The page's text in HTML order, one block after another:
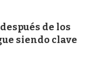
de los
siendo clave